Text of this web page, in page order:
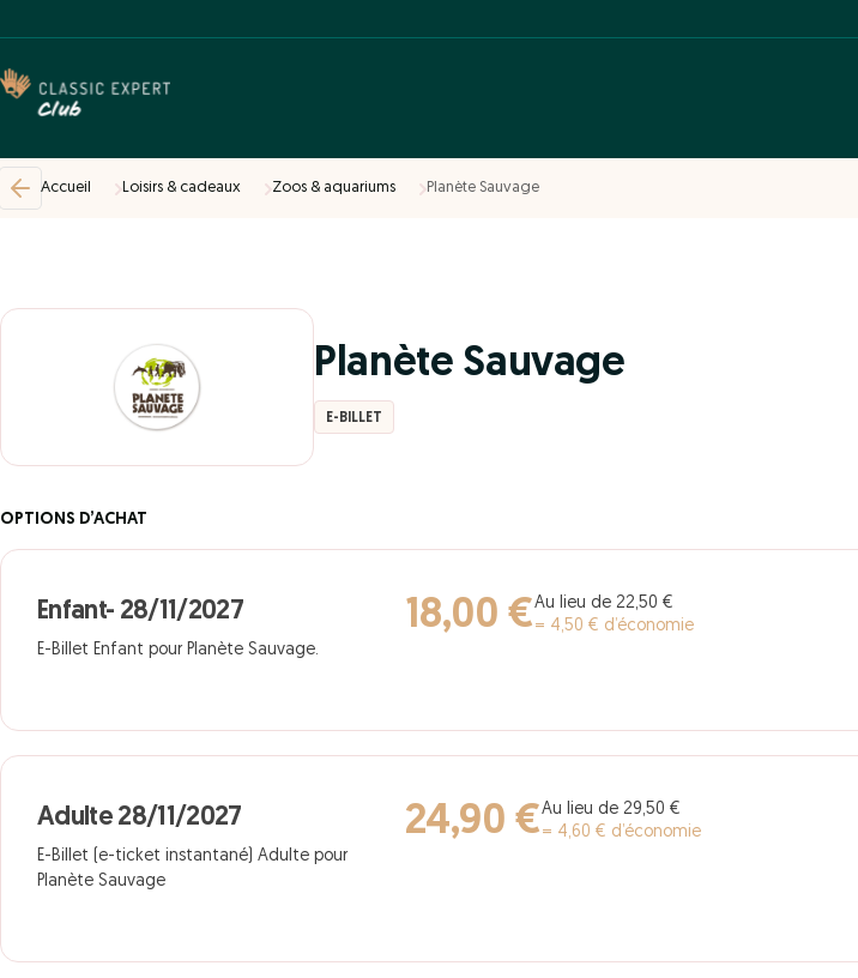
Accueil Loisirs & cadeaux Zoos & aquariums Planète Sauvage
Planète Sauvage
E-BILLET
OPTIONS D’ACHAT
Enfant- 28/11/2027
E-Billet Enfant pour Planète Sauvage.
18,00 €Au lieu de 22,50 €
= 4,50 € d’économie
Adulte 28/11/2027
E-Billet (e-ticket instantané) Adulte pour
Planète Sauvage
24,90 €Au lieu de 29,50 €
= 4,60 € d’économie